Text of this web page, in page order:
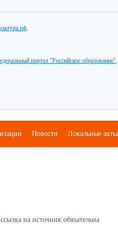
портал "Российское образование"
Новости Локальные акты
на источник обязательна